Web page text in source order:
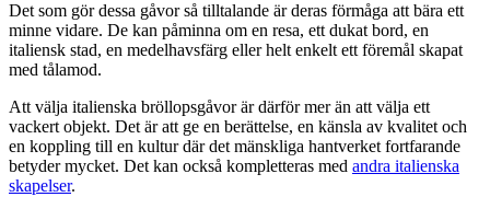
Det som gör dessa gåvor så tilltalande är deras förmåga att bära ett
minne vidare. De kan påminna om en resa, ett dukat bord, en
italiensk stad, en medelhavsfärg eller helt enkelt ett föremål skapat
med tålamod.
Att välja italienska bröllopsgåvor är därför mer än att välja ett
vackert objekt. Det är att ge en berättelse, en känsla av kvalitet och
en koppling till en kultur där det mänskliga hantverket fortfarande
betyder mycket. Det kan också kompletteras med andra italienska
skapelser.